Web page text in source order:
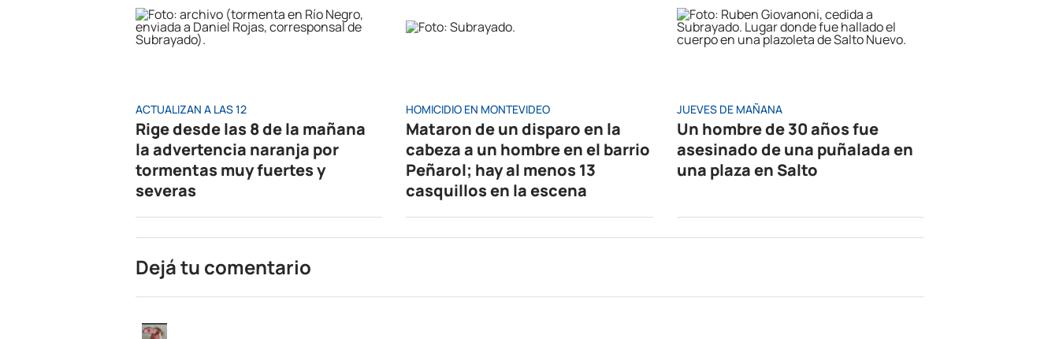
ACTUALIZAN A LAS 12
Rige desde las 8 de la mañana
la advertencia naranja por
tormentas muy fuertes y
severas
HOMICIDIO EN MONTEVIDEO
Mataron de un disparo en la
cabeza a un hombre en el barrio
Peñarol; hay al menos 13
casquillos en la escena
JUEVES DE MAÑANA
Un hombre de 30 años fue
asesinado de una puñalada en
una plaza en Salto
Dejá tu comentario